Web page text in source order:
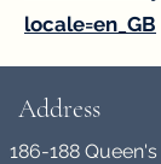
locale=en_GB
Address
186-188